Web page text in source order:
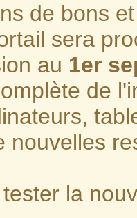
de bons
sera
au 1er
de
nouvelles
la